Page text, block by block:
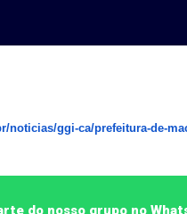
noticias/ggi-ca/prefeitura-de-
do nosso grupo no